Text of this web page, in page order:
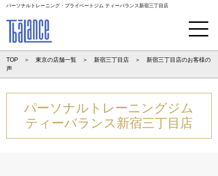
パーソナルトレーニング・プライベートジム ティーバランス新宿三丁目店
TOP 東京の店舗一覧 新宿三丁目店
新宿三丁目店のお客様の
声
パーソナルトレーニングジム
ティーバランス新宿三丁目店